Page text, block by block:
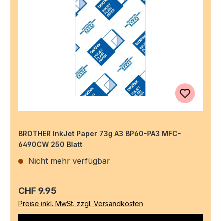
BROTHER InkJet Paper 73g A3 BP60-PA3 MFC-
6490CW 250 Blatt
Nicht mehr verfügbar
Regulärer Preis:
CHF 9.95
Preise inkl. MwSt. zzgl. Versandkosten